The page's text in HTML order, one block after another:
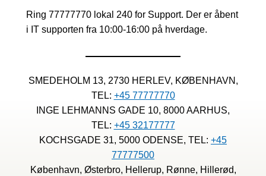
Ring 77777770 lokal 240 for Support. Der er åbent
i IT supporten fra 10:00-16:00 på hverdage.
SMEDEHOLM 13, 2730 HERLEV, KØBENHAVN,
TEL: +45 77777770
INGE LEHMANNS GADE 10, 8000 AARHUS,
TEL: +45 32177777
KOCHSGADE 31, 5000 ODENSE, TEL: +45
77777500
København, Østerbro, Hellerup, Rønne, Hillerød,